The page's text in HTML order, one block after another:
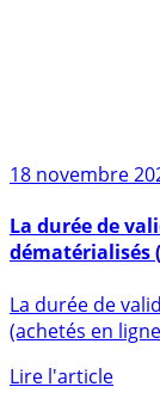
18 novembre
dématérialisés
La durée de
(achetés en